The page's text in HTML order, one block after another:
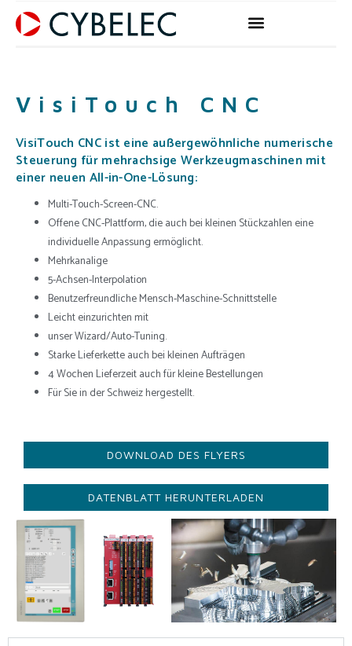
Inhalt
VisiTouch CNC
VisiTouch CNC ist eine außergewöhnliche numerische
Steuerung für mehrachsige Werkzeugmaschinen mit
einer neuen All-in-One-Lösung:
Multi-Touch-Screen-CNC.
Offene CNC-Plattform, die auch bei kleinen Stückzahlen eine
individuelle Anpassung ermöglicht.
Mehrkanalige
5-Achsen-Interpolation
Benutzerfreundliche Mensch-Maschine-Schnittstelle
Leicht einzurichten mit
unser Wizard/Auto-Tuning.
Starke Lieferkette auch bei kleinen Aufträgen
4 Wochen Lieferzeit auch für kleine Bestellungen
Für Sie in der Schweiz hergestellt.
DOWNLOAD DES FLYERS
DATENBLATT HERUNTERLADEN